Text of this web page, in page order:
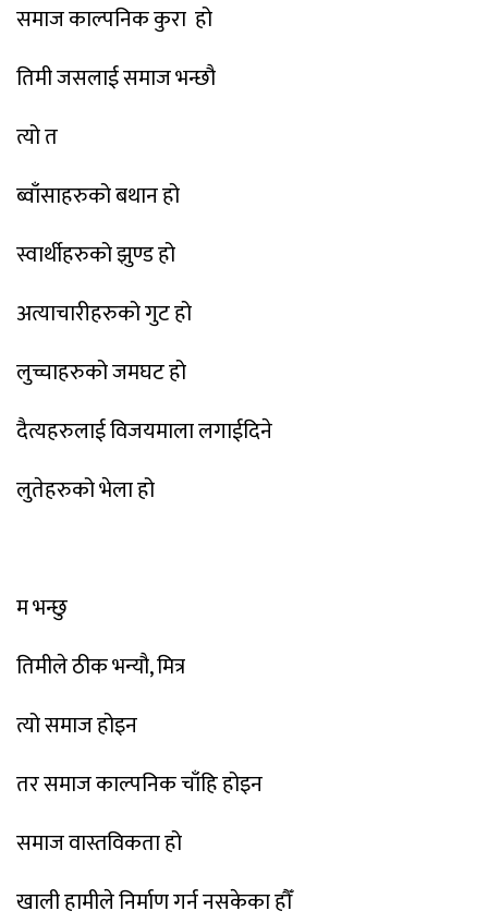
समाजकाल्पनिककुरा हो
तिमीजसलाईसमाजभन्छौ
त्योत
ब्वाँसाहरुकोबथानहो
स्वार्थीहरुकोझुण्डहो
अत्याचारीहरुकोगुटहो
लुच्चाहरुकोजमघटहो
दैत्यहरुलाईविजयमालालगाईदिने
लुतेहरुकोभेलाहो
मभन्छु
तिमीलेठीकभन्यौ,मित्र
त्योसमाजहोइन
तरसमाजकाल्पनिकचाँहिहोइन
समाजवास्तविकताहो
खालीहामीलेनिर्माणगर्ननसकेकाहौँ